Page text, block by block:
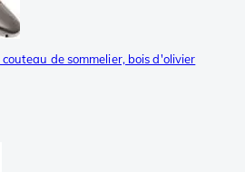
de sommelier, bois d'olivier